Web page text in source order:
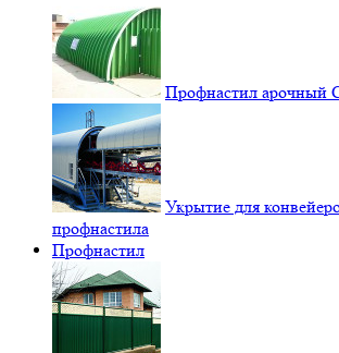
Профнастил арочный
Укрытие для
профнастила
Профнастил